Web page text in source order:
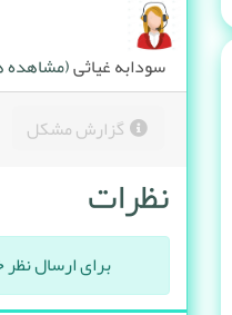
سودابه غیاثی(مشاهده
گزارش مشکل
نظرات
برای ارسال نظر